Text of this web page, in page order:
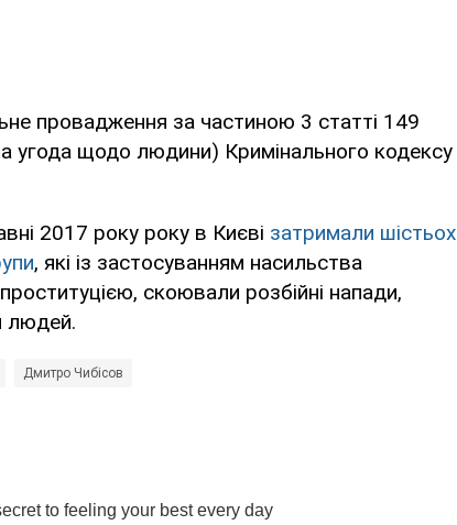
провадження за частиною 3 статті 149
угода щодо людини) Кримінального кодексу
2017 року року в Києві затримали шістьох
, які із застосуванням насильства
скоювали розбійні напади,
людей.
Дмитро Чибісов